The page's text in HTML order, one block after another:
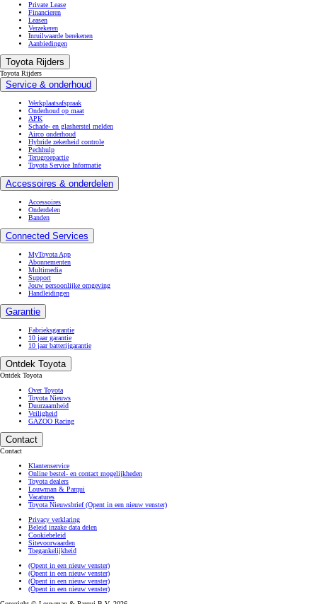
Private Lease
Financieren
Leasen
Verzekeren
Inruilwaarde berekenen
Aanbiedingen
Toyota Rijders
Toyota Rijders
Service & onderhoud
Werkplaatsafspraak
Onderhoud op maat
APK
Schade- en glasherstel melden
Airco onderhoud
Hybride zekerheid controle
Pechhulp
Terugroepactie
Toyota Service Informatie
Accessoires & onderdelen
Accessoires
Onderdelen
Banden
Connected Services
MyToyota App
Abonnementen
Multimedia
Support
Jouw persoonlijke omgeving
Handleidingen
Garantie
Fabrieksgarantie
10 jaar garantie
10 jaar batterijgarantie
Ontdek Toyota
Ontdek Toyota
Over Toyota
Toyota Nieuws
Duurzaamheid
Veiligheid
GAZOO Racing
Contact
Contact
Klantenservice
Online bestel- en contact mogelijkheden
Toyota dealers
Louwman & Parqui
Vacatures
Toyota Nieuwsbrief(Opent in een nieuw venster)
Privacy verklaring
Beleid inzake data delen
Cookiebeleid
Sitevoorwaarden
Toegankelijkheid
(Opent in een nieuw venster)
(Opent in een nieuw venster)
(Opent in een nieuw venster)
(Opent in een nieuw venster)